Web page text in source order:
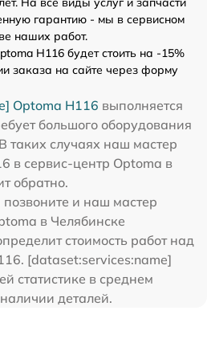
гарантию - мы в сервисном
наших работ.
H116 будет стоить на -15%
заказа на сайте через форму
Optoma H116 выполняется
большого оборудования
таких случаях наш мастер
в сервис-центр Optoma в
обратно.
и наш мастер
в Челябинске
стоимость работ над
[dataset:services:name]
статистике в среднем
деталей.